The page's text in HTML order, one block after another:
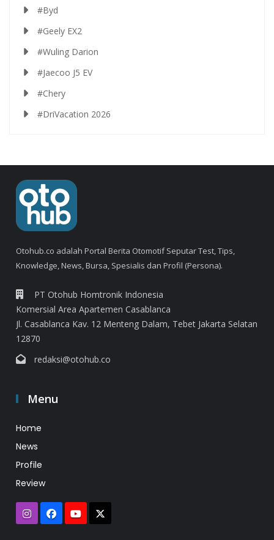
#Byd
#Geely EX2
#Wuling Darion
#Jaecoo J5 EV
#Chery
#DriVacation 2026
Otohub.co adalah Portal Berita Otomotif Seputar Test, Tips,
Knowledge, News, Bursa, Spesialis dan Profil (Persona).
PT Otohub Homtronik Indonesia
Komersial Area Apartemen Casablanca
Jl. Casablanca Kav. 12 Menteng Dalam, Tebet Jakarta Selatan
12870
redaksi@otohub.co
Menu
Home
News
Profile
Review